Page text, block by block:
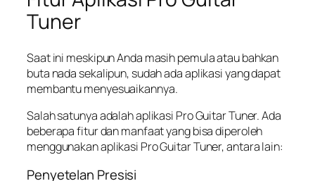
Tuner
Saat ini meskipun Anda masih pemula atau bahkan
buta nada sekalipun, sudah ada aplikasi yang dapat
membantu menyesuaikannya.
Salah satunya adalah aplikasi Pro Guitar Tuner. Ada
beberapa fitur dan manfaat yang bisa diperoleh
menggunakan aplikasi Pro Guitar Tuner, antara lain:
Penyetelan Presisi